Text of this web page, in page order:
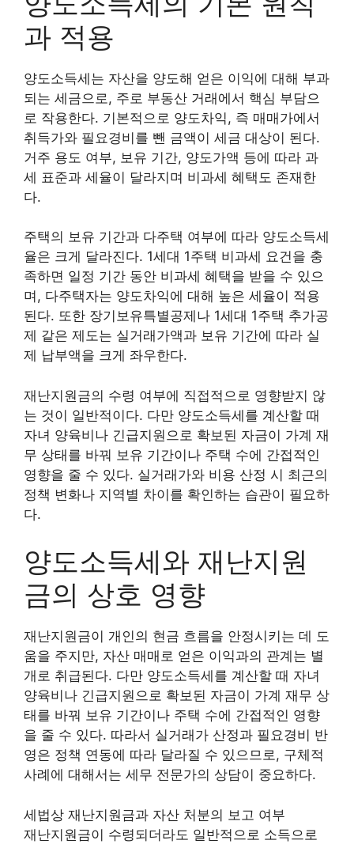
과 적용
양도소득세는 자산을 양도해 얻은 이익에 대해 부과
되는 세금으로, 주로 부동산 거래에서 핵심 부담으
로 작용한다. 기본적으로 양도차익, 즉 매매가에서
취득가와 필요경비를 뺀 금액이 세금 대상이 된다.
거주 용도 여부, 보유 기간, 양도가액 등에 따라 과
세 표준과 세율이 달라지며 비과세 혜택도 존재한
다.
주택의 보유 기간과 다주택 여부에 따라 양도소득세
율은 크게 달라진다. 1세대 1주택 비과세 요건을 충
족하면 일정 기간 동안 비과세 혜택을 받을 수 있으
며, 다주택자는 양도차익에 대해 높은 세율이 적용
된다. 또한 장기보유특별공제나 1세대 1주택 추가공
제 같은 제도는 실거래가액과 보유 기간에 따라 실
제 납부액을 크게 좌우한다.
재난지원금의 수령 여부에 직접적으로 영향받지 않
는 것이 일반적이다. 다만 양도소득세를 계산할 때
자녀 양육비나 긴급지원으로 확보된 자금이 가계 재
무 상태를 바꿔 보유 기간이나 주택 수에 간접적인
영향을 줄 수 있다. 실거래가와 비용 산정 시 최근의
정책 변화나 지역별 차이를 확인하는 습관이 필요하
다.
양도소득세와 재난지원
금의 상호 영향
재난지원금이 개인의 현금 흐름을 안정시키는 데 도
움을 주지만, 자산 매매로 얻은 이익과의 관계는 별
개로 취급된다. 다만 양도소득세를 계산할 때 자녀
양육비나 긴급지원으로 확보된 자금이 가계 재무 상
태를 바꿔 보유 기간이나 주택 수에 간접적인 영향
을 줄 수 있다. 따라서 실거래가 산정과 필요경비 반
영은 정책 연동에 따라 달라질 수 있으므로, 구체적
사례에 대해서는 세무 전문가의 상담이 중요하다.
세법상 재난지원금과 자산 처분의 보고 여부
재난지원금이 수령되더라도 일반적으로 소득으로